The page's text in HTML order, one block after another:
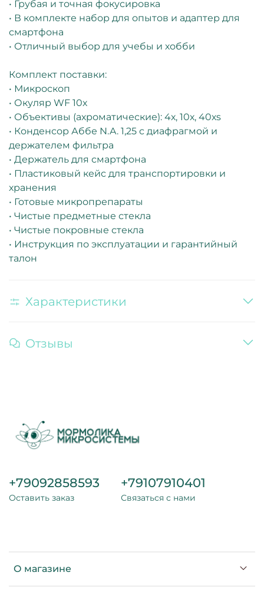
• Грубая и точная фокусировка
• В комплекте набор для опытов и адаптер для
смартфона
• Отличный выбор для учебы и хобби
Комплект поставки:
• Микроскоп
• Окуляр WF 10х
• Объективы (ахроматические): 4х, 10х, 40хs
• Конденсор Аббе N.A. 1,25 с диафрагмой и
держателем фильтра
• Держатель для смартфона
• Пластиковый кейс для транспортировки и
хранения
• Готовые микропрепараты
• Чистые предметные стекла
• Чистые покровные стекла
• Инструкция по эксплуатации и гарантийный
талон
Характеристики
Отзывы
О магазине
+79092858593
Оставить заказ
+79107910401
Связаться с нами